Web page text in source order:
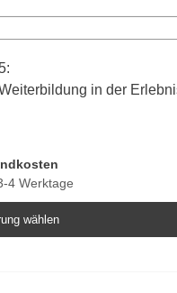
in der
4 Werktage
wählen